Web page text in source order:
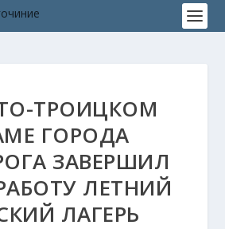
ТРОИЦКОМ
ГОРОДА
ЗАВЕРШИЛ
ЛЕТНИЙ
ЛАГЕРЬ